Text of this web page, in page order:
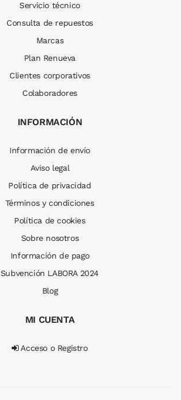
Servicio técnico
Consulta de repuestos
Marcas
Plan Renueva
Clientes corporativos
Colaboradores
INFORMACIÓN
Información de envío
Aviso legal
Política de privacidad
Términos y condiciones
Política de cookies
Sobre nosotros
Información de pago
Subvención LABORA 2024
Blog
MI CUENTA
Acceso o Registro